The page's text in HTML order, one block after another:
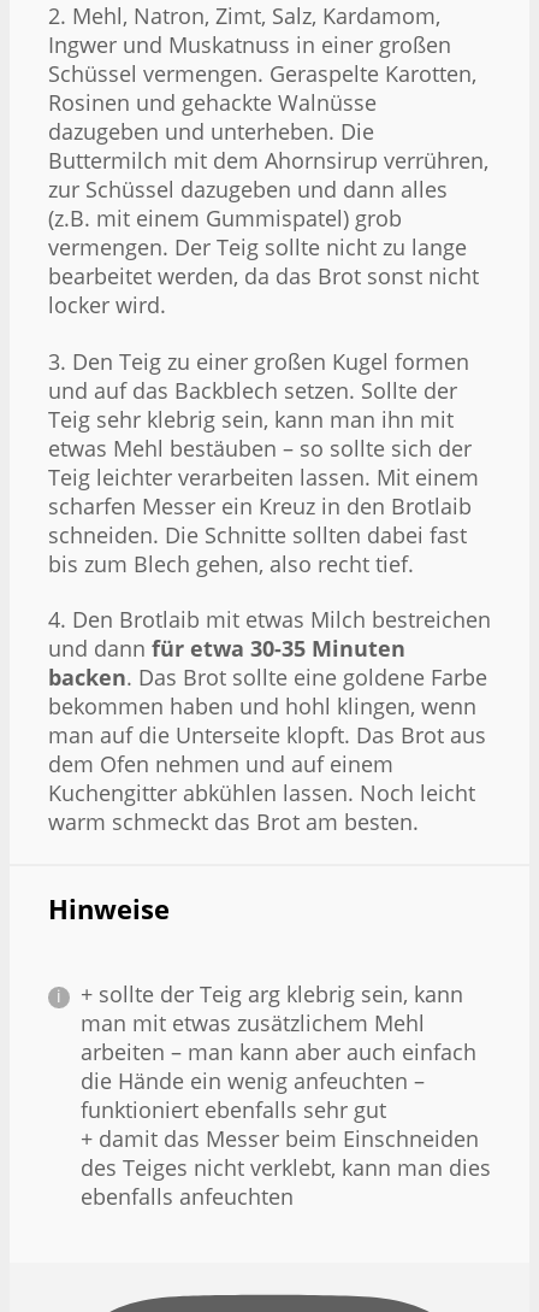
2. Mehl, Natron, Zimt, Salz, Kardamom,
Ingwer und Muskatnuss in einer großen
Schüssel vermengen. Geraspelte Karotten,
Rosinen und gehackte Walnüsse
dazugeben und unterheben. Die
Buttermilch mit dem Ahornsirup verrühren,
zur Schüssel dazugeben und dann alles
(z.B. mit einem Gummispatel) grob
vermengen. Der Teig sollte nicht zu lange
bearbeitet werden, da das Brot sonst nicht
locker wird.
3. Den Teig zu einer großen Kugel formen
und auf das Backblech setzen. Sollte der
Teig sehr klebrig sein, kann man ihn mit
etwas Mehl bestäuben – so sollte sich der
Teig leichter verarbeiten lassen. Mit einem
scharfen Messer ein Kreuz in den Brotlaib
schneiden. Die Schnitte sollten dabei fast
bis zum Blech gehen, also recht tief.
4. Den Brotlaib mit etwas Milch bestreichen
und dann für etwa 30-35 Minuten
backen. Das Brot sollte eine goldene Farbe
bekommen haben und hohl klingen, wenn
man auf die Unterseite klopft. Das Brot aus
dem Ofen nehmen und auf einem
Kuchengitter abkühlen lassen. Noch leicht
warm schmeckt das Brot am besten.
Hinweise
+ sollte der Teig arg klebrig sein, kann
man mit etwas zusätzlichem Mehl
arbeiten – man kann aber auch einfach
die Hände ein wenig anfeuchten –
funktioniert ebenfalls sehr gut
+ damit das Messer beim Einschneiden
des Teiges nicht verklebt, kann man dies
ebenfalls anfeuchten